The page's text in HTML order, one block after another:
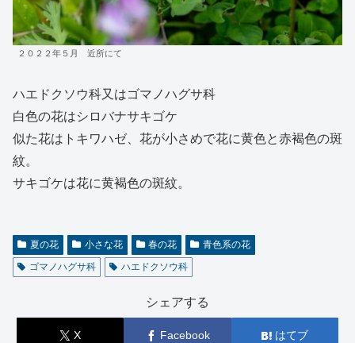
２０２２年５月 近所にて
ハエドクソウ科又はゴマノハグサ科
白色の花はシロバナサキゴケ
似た花はトキワハゼ、花が小さめで花に黄色と赤褐色の斑
紋。
サキゴケは花に黄褐色の斑紋。
夏の花 小さな花 春の花
青色系の花
ゴマノハグサ科
ハエドクソウ科
シェアする
X Facebook はてブ